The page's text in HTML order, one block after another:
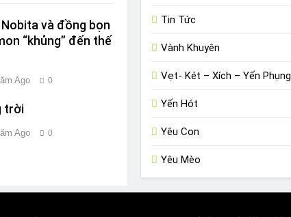
và đồng bọn
“khủng” đến thế
Ago 0
trời
Ago 0
Tin Tức
Vành Khuyên
Vẹt- Két – Xích – Yến Phụng
Yến Hót
Yêu Con
Yêu Mèo